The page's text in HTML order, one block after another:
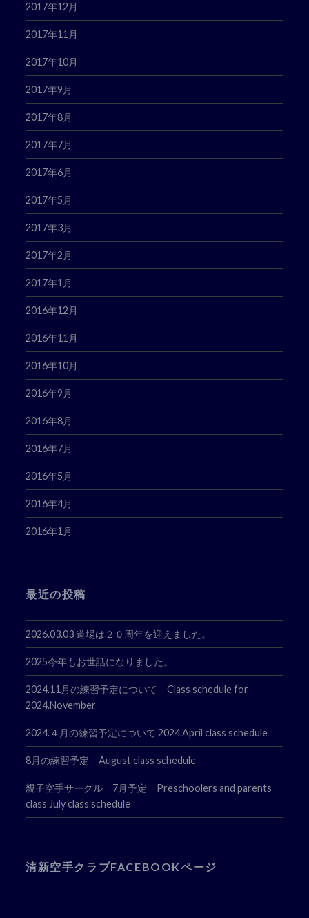
2017年12月
2017年11月
2017年10月
2017年9月
2017年8月
2017年7月
2017年6月
2017年5月
2017年3月
2017年2月
2017年1月
2016年12月
2016年11月
2016年10月
2016年9月
2016年8月
2016年7月
2016年5月
2016年4月
2016年1月
最近の投稿
2026.03.03 道場は２０周年を迎えました。
2025今年もお世話になりました。
2024.11月の練習予定について Class schedule for
2024.November
2024.４月の練習予定について 2024.April class schedule
8月の練習予定 August class schedule
親子空手サークル 7月予定 Preschoolers and parents
class July class schedule
清新空手クラブFACEBOOKページ